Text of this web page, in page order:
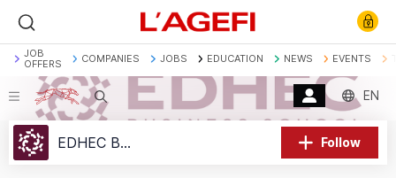
JOB
OFFERS
COMPANIES JOBS EDUCATION NEWS EVENTS
Search EN
EDHEC Business School Follow
Banque
Marchés actions
Economie